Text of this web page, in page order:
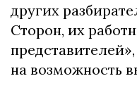
других
Сторон, их
на возможность